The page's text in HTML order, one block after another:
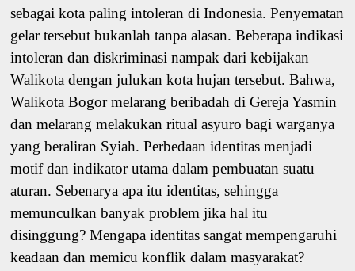
sebagai kota paling intoleran di Indonesia. Penyematan
gelar tersebut bukanlah tanpa alasan. Beberapa indikasi
intoleran dan diskriminasi nampak dari kebijakan
Walikota dengan julukan kota hujan tersebut. Bahwa,
Walikota Bogor melarang beribadah di Gereja Yasmin
dan melarang melakukan ritual asyuro bagi warganya
yang beraliran Syiah. Perbedaan identitas menjadi
motif dan indikator utama dalam pembuatan suatu
aturan. Sebenarya apa itu identitas, sehingga
memunculkan banyak problem jika hal itu
disinggung? Mengapa identitas sangat mempengaruhi
keadaan dan memicu konflik dalam masyarakat?